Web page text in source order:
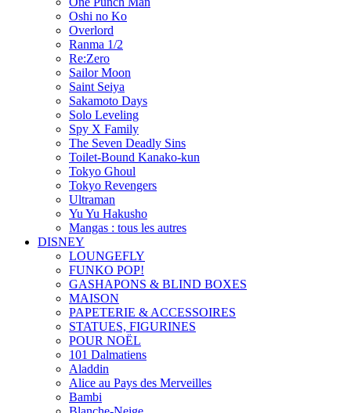
Oshi no Ko
Overlord
Ranma 1/2
Re:Zero
Sailor Moon
Saint Seiya
Sakamoto Days
Solo Leveling
Spy X Family
The Seven Deadly Sins
Toilet-Bound Kanako-kun
Tokyo Ghoul
Tokyo Revengers
Ultraman
Yu Yu Hakusho
Mangas : tous les autres
DISNEY
LOUNGEFLY
FUNKO POP!
GASHAPONS & BLIND BOXES
MAISON
PAPETERIE & ACCESSOIRES
STATUES, FIGURINES
POUR NOËL
101 Dalmatiens
Aladdin
Alice au Pays des Merveilles
Bambi